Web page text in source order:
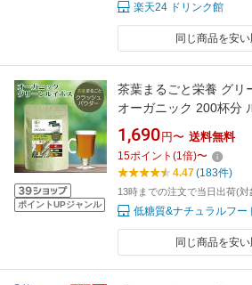
楽天24 ドリンク館
同じ商品を安
ポイントUPジャンル
茶葉まるごと栄養 グリ
オーガニック 200杯分
活 お茶 ハーブティー
ノンカフェイン 有機茶
グリーンルイボスティ
1,690 円〜 送料無料
15ポイント (1倍)〜
4.47(183件)
13時までの注文で当日出荷(対
低糖質&ナチュラルフー
同じ商品を安